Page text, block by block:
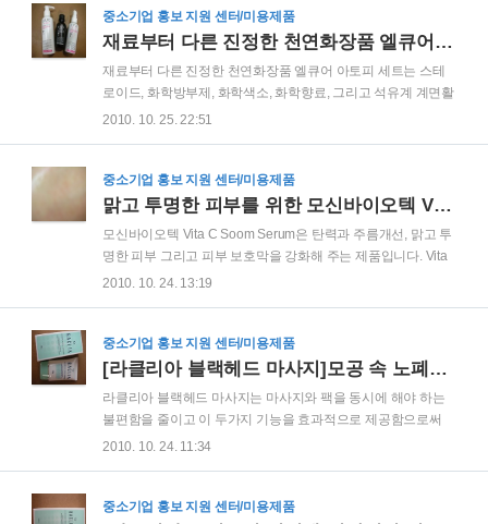
고 정신을 맑게 해 주는 효과가 있어 운전중이나 공부중에 또는
졸릴때에 사용하기 좋은 제품입니다. 사회생활을 하면서는 가
경우에 간단히 필름 하나만 살짝 입안에 넣어서 녹이면 양치질
을 한 효과와 비슷한 결과를 얻을 수 있으므로 피치못할 상황에
서 아주 유용하게 사용될 수 있는 제품입니다. 제품에 대한 기본
적인 이해를 위하여 1차 리뷰를 먼저 읽어 ..
중소기업 홍보 지원 센터/미용제품
재료부터 다른 진정한 천연화장품 엘큐어 아토피 세트
재료부터 다른 진정한 천연화장품 엘큐어 아토피 세트는 스테
로이드, 화학방부제, 화학색소, 화학향료, 그리고 석유계 계면활
성제가 첨가되지 않은 5無 제품으로 아토워시, 아토 오일, 그리
주는 길경(도라지), 피부 장벽을 구성해 주는 리시틴, 효과적인
보습을 위한 호호바, 그리고 항균성분인 유황, 캐모마일, 티트리
트에 대한 1차 리뷰를 통하여 제품에 대한 기본적인 정보 및 효
능에 대하여 자세히 소개해 드린 바 있으므로 우선 1차 리뷰를
참고하시기 바랍니다. 1차 리뷰 : 친환경 웰빙 아토피세트, 엘큐
어 아토피 세트(워시+오일+로션)..
2010. 10. 25. 22:51
중소기업 홍보 지원 센터/미용제품
맑고 투명한 피부를 위한 모신바이오텍 Vita C Soom Serum
모신바이오텍 Vita C Soom Serum은 탄력과 주름개선, 맑고 투
명한 피부 그리고 피부 보호막을 강화해 주는 제품입니다. Vita
C Soom Serum은 저 자극성 제품으로 모든 피부에 사용할 수
닝에 도움을 줌으로서 피부가 검은 사람이 사용할 경우 맑고 깨
끗한 피부를 만들 수 있도록 도와주는 제품입니다. 피부 트러블
디션을 정상적으로 조절해 주며, 모든 피부 타입에 효과적인 트
리트먼트 효과를 느끼게 해 줍니다. 피부에 부드러운과 보습을
주어 처음 비타민C 제품을 사용하시는 분도 편안하게 사용하실
수 있으며 기미, 주근..
2010. 10. 24. 13:19
중소기업 홍보 지원 센터/미용제품
[라클리아 블랙헤드 마사지]모공 속 노폐물과 블랙헤드 제거를 위한 마사지 팩
라클리아 블랙헤드 마사지는 마사지와 팩을 동시에 해야 하는
불편함을 줄이고 이 두가지 기능을 효과적으로 제공함으로써
피부에 영양분을 공급하는 간편하고 실용적인 제품입니다. 또
도움을 줍니다. 노폐물이 제거된 피부에 식물추출물인 삼백초,
2010. 10. 24. 11:34
중소기업 홍보 지원 센터/미용제품